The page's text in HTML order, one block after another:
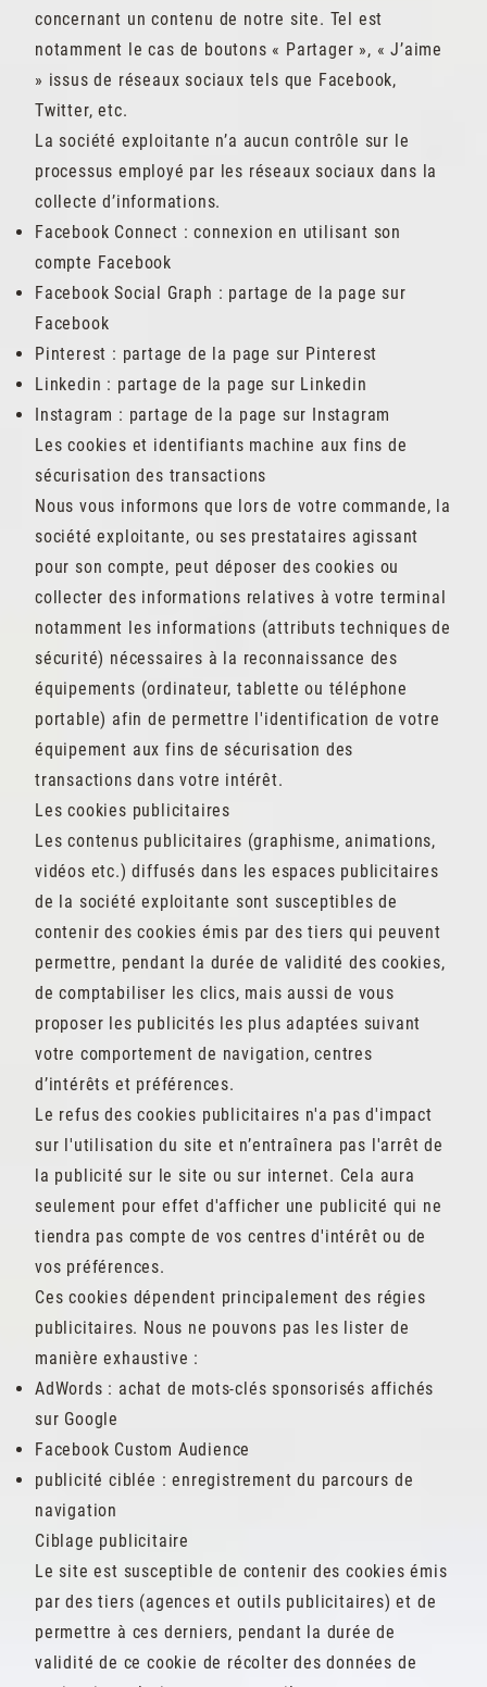
concernant un contenu de notre site. Tel est
notamment le cas de boutons « Partager », « J’aime
» issus de réseaux sociaux tels que Facebook,
Twitter, etc.
La société exploitante n’a aucun contrôle sur le
processus employé par les réseaux sociaux dans la
collecte d’informations.
Facebook Connect : connexion en utilisant son
compte Facebook
Facebook Social Graph : partage de la page sur
Facebook
Pinterest : partage de la page sur Pinterest
Linkedin : partage de la page sur Linkedin
Instagram : partage de la page sur Instagram
Les cookies et identifiants machine aux fins de
sécurisation des transactions
Nous vous informons que lors de votre commande, la
société exploitante, ou ses prestataires agissant
pour son compte, peut déposer des cookies ou
collecter des informations relatives à votre terminal
notamment les informations (attributs techniques de
sécurité) nécessaires à la reconnaissance des
équipements (ordinateur, tablette ou téléphone
portable) afin de permettre l'identification de votre
équipement aux fins de sécurisation des
transactions dans votre intérêt.
Les cookies publicitaires
Les contenus publicitaires (graphisme, animations,
vidéos etc.) diffusés dans les espaces publicitaires
de la société exploitante sont susceptibles de
contenir des cookies émis par des tiers qui peuvent
permettre, pendant la durée de validité des cookies,
de comptabiliser les clics, mais aussi de vous
proposer les publicités les plus adaptées suivant
votre comportement de navigation, centres
d’intérêts et préférences.
Le refus des cookies publicitaires n'a pas d'impact
sur l'utilisation du site et n’entraînera pas l'arrêt de
la publicité sur le site ou sur internet. Cela aura
seulement pour effet d'afficher une publicité qui ne
tiendra pas compte de vos centres d'intérêt ou de
vos préférences.
Ces cookies dépendent principalement des régies
publicitaires. Nous ne pouvons pas les lister de
manière exhaustive :
AdWords : achat de mots-clés sponsorisés affichés
sur Google
Facebook Custom Audience
publicité ciblée : enregistrement du parcours de
navigation
Ciblage publicitaire
Le site est susceptible de contenir des cookies émis
par des tiers (agences et outils publicitaires) et de
permettre à ces derniers, pendant la durée de
validité de ce cookie de récolter des données de